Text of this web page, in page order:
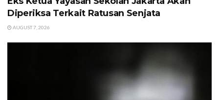
Diperiksa Terkait Ratusan Senjata
AUGUST 7, 2026